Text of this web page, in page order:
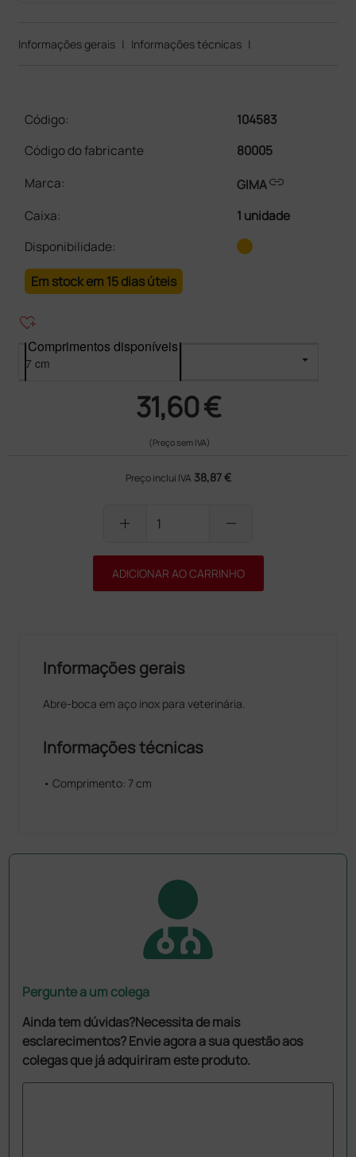
Informações gerais | Informações técnicas |
Código:
104583
Código do fabricante
80005
Marca:
GIMAlink
Caixa:
1 unidade
Disponibilidade:
Em stock em 15 dias úteis
heart_plus
Comprimentos disponíveis
31,60 €
(Preço sem IVA)
Preço inclui IVA 38,87 €
add remove
ADICIONAR AO CARRINHO
Informações gerais
Abre-boca em aço inox para veterinária.
Informações técnicas
• Comprimento: 7 cm
Pergunte a um colega
Ainda tem dúvidas?Necessita de mais
esclarecimentos? Envie agora a sua questão aos
colegas que já adquiriram este produto.